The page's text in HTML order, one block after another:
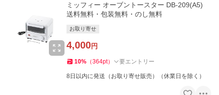
ミッフィー オーブントースター DB-209(A5)
送料無料・包装無料・のし無料
お取り寄せ
4,000円
10% （364pt） 要エントリー
8日以内に発送（お取り寄せ販売）（休業日を除く）